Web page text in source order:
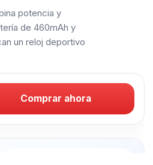
potencia y
de 460mAh y
un reloj deportivo
Comprar ahora